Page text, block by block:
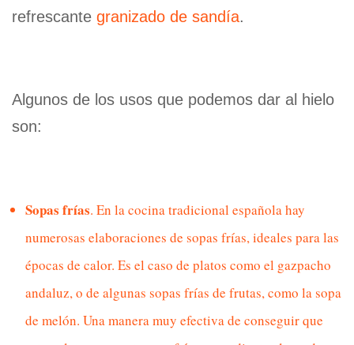
refrescante granizado de sandía.
Algunos de los usos que podemos dar al hielo
son:
Sopas frías. En la cocina tradicional española hay
numerosas elaboraciones de sopas frías, ideales para las
épocas de calor. Es el caso de platos como el gazpacho
andaluz, o de algunas sopas frías de frutas, como lasopa
de melón. Una manera muy efectiva de conseguir que